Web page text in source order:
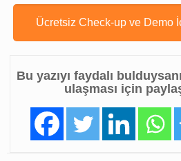
Ücretsiz Check-up ve Demo
Bu yazıyı faydalı
ulaşması için